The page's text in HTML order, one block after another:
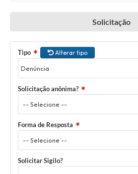
Solicitação
Tipo Alterar tipo
Solicitação anônima?
Forma de Resposta
Solicitar Sigilo?